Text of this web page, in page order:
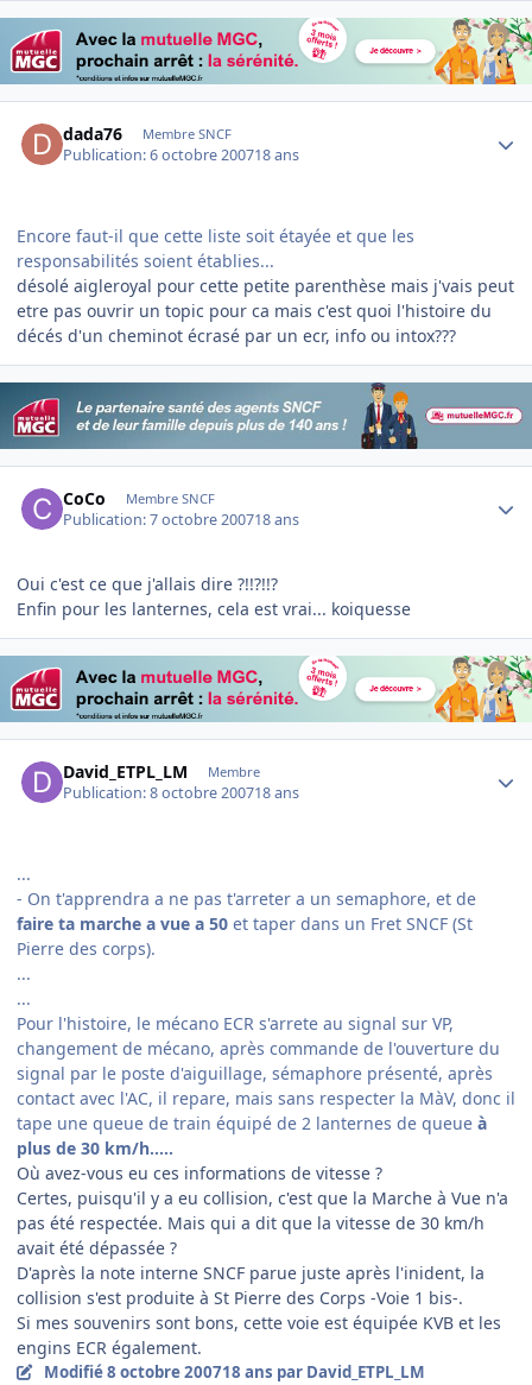
dada76 Membre SNCF
Publication:6 octobre 200718 ans
Encore faut-il que cette liste soit étayée et que les
responsabilités soient établies...
désolé aigleroyal pour cette petite parenthèse mais j'vais peut
etre pas ouvrir un topic pour ca mais c'est quoi l'histoire du
décés d'un cheminot écrasé par un ecr, info ou intox???
CoCo Membre SNCF
Publication:7 octobre 200718 ans
Oui c'est ce que j'allais dire ?!!?!!?
Enfin pour les lanternes, cela est vrai... koiquesse
David_ETPL_LM Membre
Publication:8 octobre 200718 ans
...
- On t'apprendra a ne pas t'arreter a un semaphore, et de
faire ta marche a vue a 50 et taper dans un Fret SNCF (St
Pierre des corps).
...
...
Pour l'histoire, le mécano ECR s'arrete au signal sur VP,
changement de mécano, après commande de l'ouverture du
signal par le poste d'aiguillage, sémaphore présenté, après
contact avec l'AC, il repare, mais sans respecter la MàV, donc il
tape une queue de train équipé de 2 lanternes de queue à
plus de 30 km/h.....
Où avez-vous eu ces informations de vitesse ?
Certes, puisqu'il y a eu collision, c'est que la Marche à Vue n'a
pas été respectée. Mais qui a dit que la vitesse de 30 km/h
avait été dépassée ?
D'après la note interne SNCF parue juste après l'inident, la
collision s'est produite à St Pierre des Corps -Voie 1 bis-.
Si mes souvenirs sont bons, cette voie est équipée KVB et les
engins ECR également.
Modifié8 octobre 200718 ans par David_ETPL_LM